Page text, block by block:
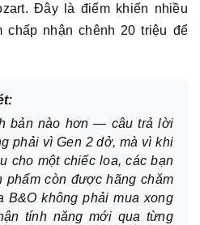
Đây là điểm khiến nhiều
chấp nhận chênh 20 triệu để
bản nào hơn — câu trả lời
phải vì Gen 2 dở, mà vì khi
cho một chiếc loa, các bạn
phẩm còn được hãng chăm
B&O không phải mua xong
tính năng mới qua từng